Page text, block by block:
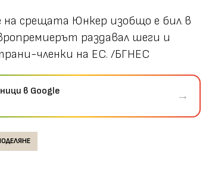
на срещата Юнкер изобщо е бил в
раздавал шеги и
членки на ЕС. /БГНЕС
в Google →